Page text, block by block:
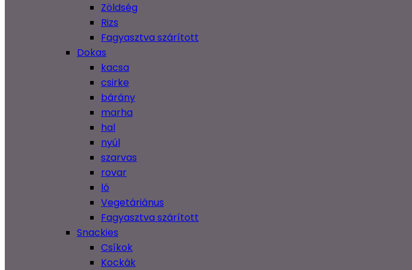
Zöldség
Rizs
Fagyasztva szárított
Dokas
kacsa
csirke
bárány
marha
hal
nyúl
szarvas
rovar
ló
Vegetáriánus
Fagyasztva szárított
Snackies
Csíkok
Kockák